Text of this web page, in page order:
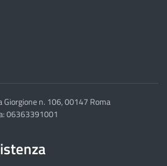
Giorgione n. 106, 00147 Roma
06363391001